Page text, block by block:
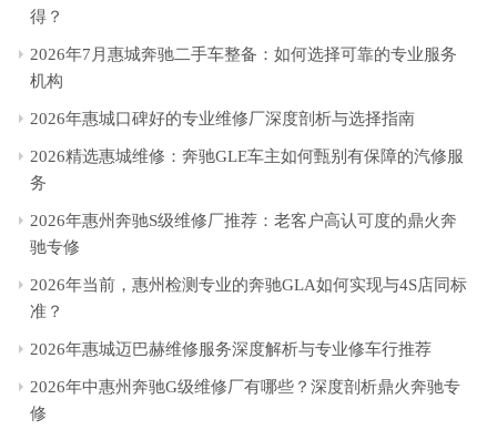
得？
2026年7月惠城奔驰二手车整备：如何选择可靠的专业服务
机构
2026年惠城口碑好的专业维修厂深度剖析与选择指南
2026精选惠城维修：奔驰GLE车主如何甄别有保障的汽修服
务
2026年惠州奔驰S级维修厂推荐：老客户高认可度的鼎火奔
驰专修
2026年当前，惠州检测专业的奔驰GLA如何实现与4S店同标
准？
2026年惠城迈巴赫维修服务深度解析与专业修车行推荐
2026年中惠州奔驰G级维修厂有哪些？深度剖析鼎火奔驰专
修